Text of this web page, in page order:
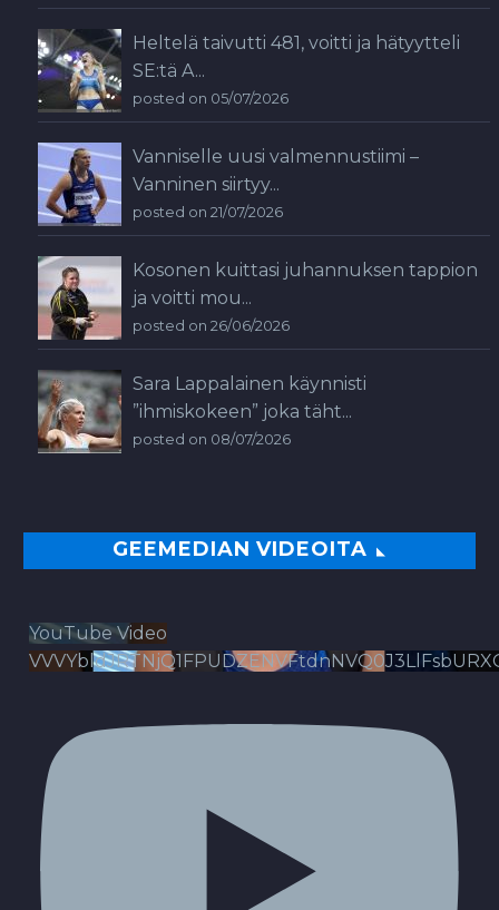
Heltelä taivutti 481, voitti ja hätyytteli
SE:tä A...
posted on 05/07/2026
Vanniselle uusi valmennustiimi –
Vanninen siirtyy...
posted on 21/07/2026
Kosonen kuittasi juhannuksen tappion
ja voitti mou...
posted on 26/06/2026
Sara Lappalainen käynnisti
”ihmiskokeen” joka täht...
posted on 08/07/2026
GEEMEDIAN VIDEOITA
YouTube Video